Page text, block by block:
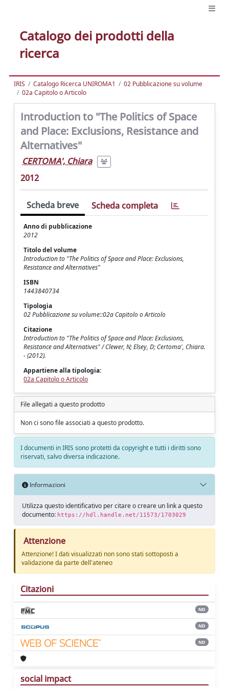
Catalogo dei prodotti della
ricerca
IRIS Catalogo Ricerca UNIROMA1
02 Pubblicazione su volume
02a Capitolo o Articolo
Introduction to "The Politics of Space
and Place: Exclusions, Resistance and
Alternatives"
CERTOMA', Chiara
2012
Scheda breve Scheda completa
Anno di pubblicazione
2012
Titolo del volume
Introduction to "The Politics of Space and Place: Exclusions,
Resistance and Alternatives"
ISBN
1443840734
Tipologia
02 Pubblicazione su volume::02a Capitolo o Articolo
Citazione
Introduction to "The Politics of Space and Place: Exclusions,
Resistance and Alternatives" / Clewer, N; Elsey, D; Certoma', Chiara.
- (2012).
Appartiene alla tipologia:
02a Capitolo o Articolo
File allegati a questo prodotto
Non ci sono file associati a questo prodotto.
I documenti in IRIS sono protetti da copyright e tutti i diritti sono
riservati, salvo diversa indicazione.
Informazioni
Utilizza questo identificativo per citare o creare un link a questo
documento: https://hdl.handle.net/11573/1703029
Attenzione
Attenzione! I dati visualizzati non sono stati sottoposti a
validazione da parte dell'ateneo
Citazioni
ND
ND
ND
social impact